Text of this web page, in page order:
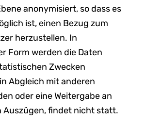
anonymisiert, so dass es
ist, einen Bezug zum
herzustellen. In
Form werden die Daten
Zwecken
Abgleich mit anderen
oder eine Weitergabe an
Auszügen, findet nicht statt.